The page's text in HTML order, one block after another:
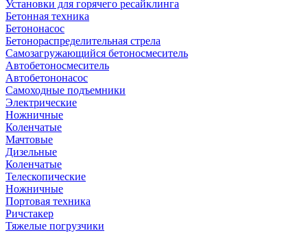
Установки для горячего ресайклинга
Бетонная техника
Бетононасос
Бетонораспределительная стрела
Самозагружающийся бетоносмеситель
Автобетоносмеситель
Автобетононасос
Самоходные подъемники
Электрические
Ножничные
Коленчатые
Мачтовые
Дизельные
Коленчатые
Телескопические
Ножничные
Портовая техника
Ричстакер
Тяжелые погрузчики